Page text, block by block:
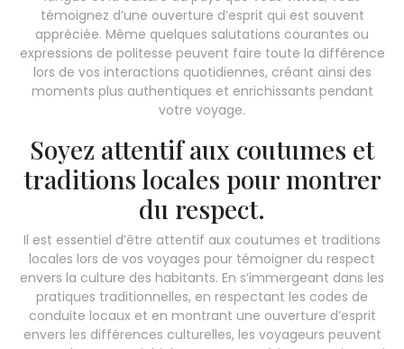
témoignez d’une ouverture d’esprit qui est souvent
appréciée. Même quelques salutations courantes ou
expressions de politesse peuvent faire toute la différence
lors de vos interactions quotidiennes, créant ainsi des
moments plus authentiques et enrichissants pendant
votre voyage.
Soyez attentif aux coutumes et
traditions locales pour montrer
du respect.
Il est essentiel d’être attentif aux coutumes et traditions
locales lors de vos voyages pour témoigner du respect
envers la culture des habitants. En s’immergeant dans les
pratiques traditionnelles, en respectant les codes de
conduite locaux et en montrant une ouverture d’esprit
envers les différences culturelles, les voyageurs peuvent